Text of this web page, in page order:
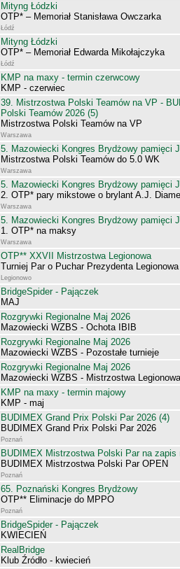
Mityng Łódzki
OTP* – Memoriał Stanisława Owczarka
Łódź
Mityng Łódzki
OTP* – Memoriał Edwarda Mikołajczyka
Łódź
KMP na maxy - termin czerwcowy
KMP - czerwiec
39. Mistrzostwa Polski Teamów na VP -
Polski Teamów 2026 (5)
Mistrzostwa Polski Teamów na VP
Warszawa
5. Mazowiecki Kongres Brydżowy pamięci
Mistrzostwa Polski Teamów do 5.0 WK
Warszawa
5. Mazowiecki Kongres Brydżowy pamięci
2. OTP* pary mikstowe o brylant A.J.
Warszawa
5. Mazowiecki Kongres Brydżowy pamięci
1. OTP* na maksy
Warszawa
OTP** XXVII Mistrzostwa Legionowa
Turniej Par o Puchar Prezydenta
Legionowo
BridgeSpider - Pajączek
MAJ
Rozgrywki Regionalne Maj 2026
Mazowiecki WZBS - Ochota IBIB
Rozgrywki Regionalne Maj 2026
Mazowiecki WZBS - Pozostałe turnieje
Rozgrywki Regionalne Maj 2026
Mazowiecki WZBS - Mistrzostwa Legionowa
KMP na maxy - termin majowy
KMP - maj
BUDIMEX Grand Prix Polski Par 2026 (4)
BUDIMEX Grand Prix Polski Par 2026
Poznań
BUDIMEX Mistrzostwa Polski Par na zapis
BUDIMEX Mistrzostwa Polski Par OPEN
Poznań
65. Poznański Kongres Brydżowy
OTP** Eliminacje do MPPO
Poznań
BridgeSpider - Pajączek
KWIECIEŃ
RealBridge
Klub Źródło - kwiecień